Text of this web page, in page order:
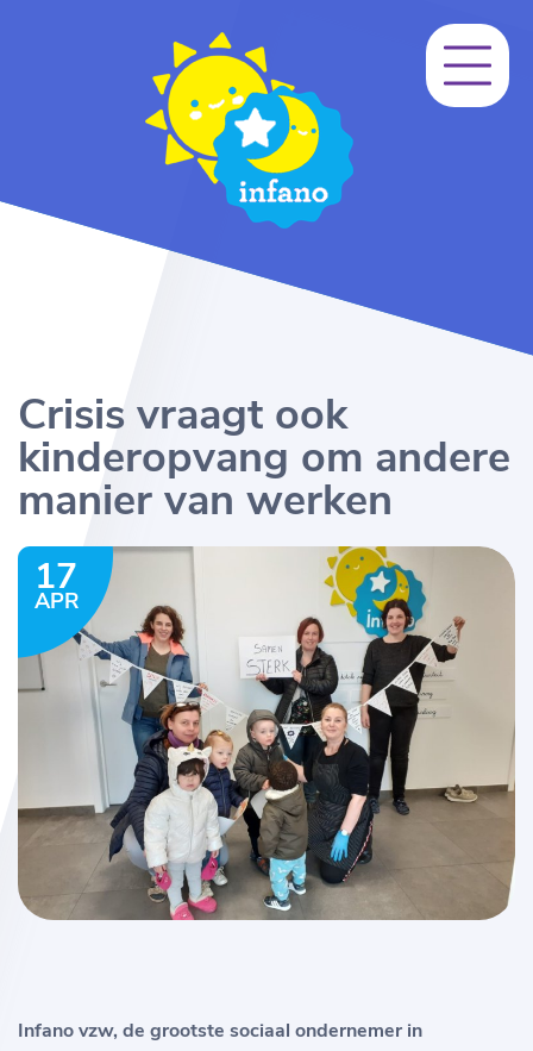
Crisis vraagt ook
kinderopvang om andere
manier van werken
17
APR
Infano vzw, de grootste sociaal ondernemer in